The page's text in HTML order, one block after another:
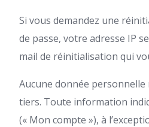
Si vous demandez une
de passe, votre adresse IP
mail de réinitialisation qui
Aucune donnée personnelle
tiers. Toute information
(« Mon compte »), à